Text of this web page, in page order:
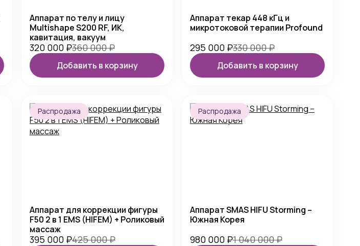
Аппарат по телу и лицу
Multishape S200 RF, ИК,
кавитация, вакуум
320 000 ₽360 000₽
Добавить в корзину
Аппарат текар 448 кГц и
микротоковой терапии Profound
295 000 ₽330 000₽
Добавить в корзину
Распродажа
Аппарат для коррекции фигуры
F50 2 в 1 EMS (HIFEM) + Роликовый
массаж
395 000 ₽425 000₽
Распродажа
Аппарат SMAS HIFU Storming –
Южная Корея
980 000 ₽1 040 000₽